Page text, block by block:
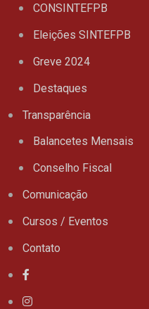
CONSINTEFPB
Eleições SINTEFPB
Greve 2024
Destaques
Transparência
Balancetes Mensais
Conselho Fiscal
Comunicação
Cursos / Eventos
Contato